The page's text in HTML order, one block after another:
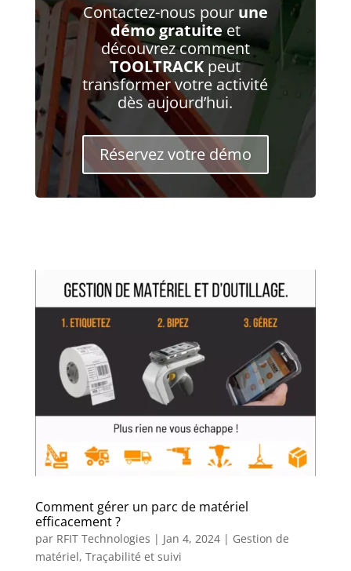
Contactez-nous pour une
démo gratuiteet
découvrez comment
TOOLTRACK peut
transformer votre activité
dès aujourd’hui.
Réservez votre démo
Comment gérer un parc de matériel
efficacement ?
par RFIT Technologies | Jan 4, 2024| Gestion de
matériel, Traçabilité et suivi